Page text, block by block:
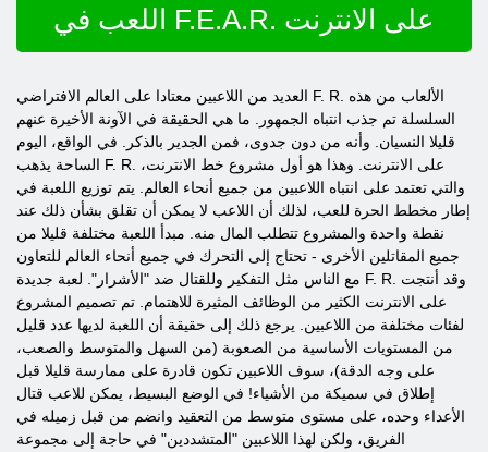
اللعب في F.E.A.R. على الانترنت
العديد من اللاعبين معتادا على العالم الافتراضي F. R. الألعاب من هذه
السلسلة تم جذب انتباه الجمهور. ما هي الحقيقة في الآونة الأخيرة عنهم
قليلا النسيان. وأنه من دون جدوى، فمن الجدير بالذكر. في الواقع، اليوم
الساحة يذهب F. R. على الانترنت. وهذا هو أول مشروع خط الانترنت،
والتي تعتمد على انتباه اللاعبين من جميع أنحاء العالم. يتم توزيع اللعبة في
إطار مخطط الحرة للعب، لذلك أن اللاعب لا يمكن أن تقلق بشأن ذلك عند
نقطة واحدة والمشروع تتطلب المال منه. مبدأ اللعبة مختلفة قليلا من
جميع المقاتلين الأخرى - تحتاج إلى التحرك في جميع أنحاء العالم للتعاون
مع الناس مثل التفكير وللقتال ضد "الأشرار". لعبة جديدة F. R. وقد أنتجت
على الانترنت الكثير من الوظائف المثيرة للاهتمام. تم تصميم المشروع
لفئات مختلفة من اللاعبين. يرجع ذلك إلى حقيقة أن اللعبة لديها عدد قليل
من المستويات الأساسية من الصعوبة (من السهل والمتوسط ​​والصعب،
على وجه الدقة)، سوف اللاعبين تكون قادرة على ممارسة قليلا قبل
إطلاق في سميكة من الأشياء! في الوضع البسيط، يمكن للاعب قتال
الأعداء وحده، على مستوى متوسط ​​من التعقيد وانضم من قبل زميله في
الفريق، ولكن لهذا اللاعبين "المتشددين" في حاجة إلى مجموعة